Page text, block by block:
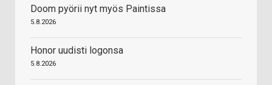
Doom pyörii nyt myös Paintissa
5.8.2026
Honor uudisti logonsa
5.8.2026